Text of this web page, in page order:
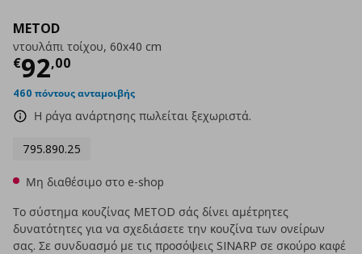
METOD
ντουλάπι τοίχου, 60x40 cm
€92,00
Τρέχουσα τιμή
460 πόντους ανταμοιβής
Η ράγα ανάρτησης πωλείται ξεχωριστά.
795.890.25
Μη διαθέσιμο στο e-shop
Το σύστημα κουζίνας METOD σάς δίνει αμέτρητες
δυνατότητες για να σχεδιάσετε την κουζίνα των ονείρων
σας. Σε συνδυασμό με τις προσόψεις SINARP σε σκούρο καφέ